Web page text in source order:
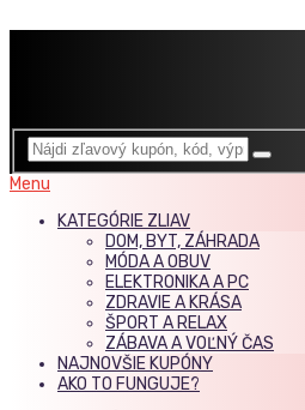
Menu
KATEGÓRIE ZLIAV
DOM, BYT, ZÁHRADA
MÓDA A OBUV
ELEKTRONIKA A PC
ZDRAVIE A KRÁSA
ŠPORT A RELAX
ZÁBAVA A VOĽNÝ ČAS
NAJNOVŠIE KUPÓNY
AKO TO FUNGUJE?